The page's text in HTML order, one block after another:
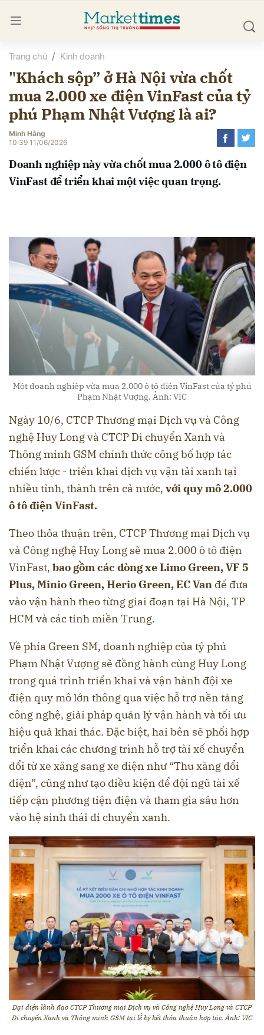
Trang chủ Kinh doanh
"Khách sộp” ở Hà Nội vừa chốt
mua 2.000 xe điện VinFast của tỷ
phú Phạm Nhật Vượng là ai?
Minh Hằng
10:39 11/06/2026
Doanh nghiệp này vừa chốt mua 2.000 ô tô điện
VinFast để triển khai một việc quan trọng.
Một doanh nghiệp vừa mua 2.000 ô tô điện VinFast của tỷ phú
Phạm Nhật Vượng. Ảnh: VIC
Ngày 10/6, CTCP Thương mại Dịch vụ và Công
nghệ Huy Long và CTCP Di chuyển Xanh và
Thông minh GSM chính thức công bố hợp tác
chiến lược - triển khai dịch vụ vận tải xanh tại
nhiều tỉnh, thành trên cả nước, với quy mô 2.000
ô tô điện VinFast.
Theo thỏa thuận trên, CTCP Thương mại Dịch vụ
và Công nghệ Huy Long sẽ mua 2.000 ô tô điện
VinFast, bao gồm các dòng xe Limo Green, VF 5
Plus, Minio Green, Herio Green, EC Van để đưa
vào vận hành theo từng giai đoạn tại Hà Nội, TP
HCM và các tỉnh miền Trung.
Về phía Green SM, doanh nghiệp của tỷ phú
Phạm Nhật Vượng sẽ đồng hành cùng Huy Long
trong quá trình triển khai và vận hành đội xe
điện quy mô lớn thông qua việc hỗ trợ nền tảng
công nghệ, giải pháp quản lý vận hành và tối ưu
hiệu quả khai thác. Đặc biệt, hai bên sẽ phối hợp
triển khai các chương trình hỗ trợ tài xế chuyển
đổi từ xe xăng sang xe điện như “Thu xăng đổi
điện”, cũng như tạo điều kiện để đội ngũ tài xế
tiếp cận phương tiện điện và tham gia sâu hơn
vào hệ sinh thái di chuyển xanh.
Đại diện lãnh đạo CTCP Thương mại Dịch vụ và Công nghệ Huy Long và CTCP
Di chuyển Xanh và Thông minh GSM tại lễ ký kết thỏa thuận hợp tác. Ảnh: VIC
luận